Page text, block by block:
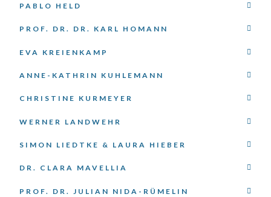
PABLO HELD
PROF. DR. DR. KARL HOMANN
EVA KREIENKAMP
ANNE-KATHRIN KUHLEMANN
CHRISTINE KURMEYER
WERNER LANDWEHR
SIMON LIEDTKE & LAURA HIEBER
DR. CLARA MAVELLIA
PROF. DR. JULIAN NIDA-RÜMELIN